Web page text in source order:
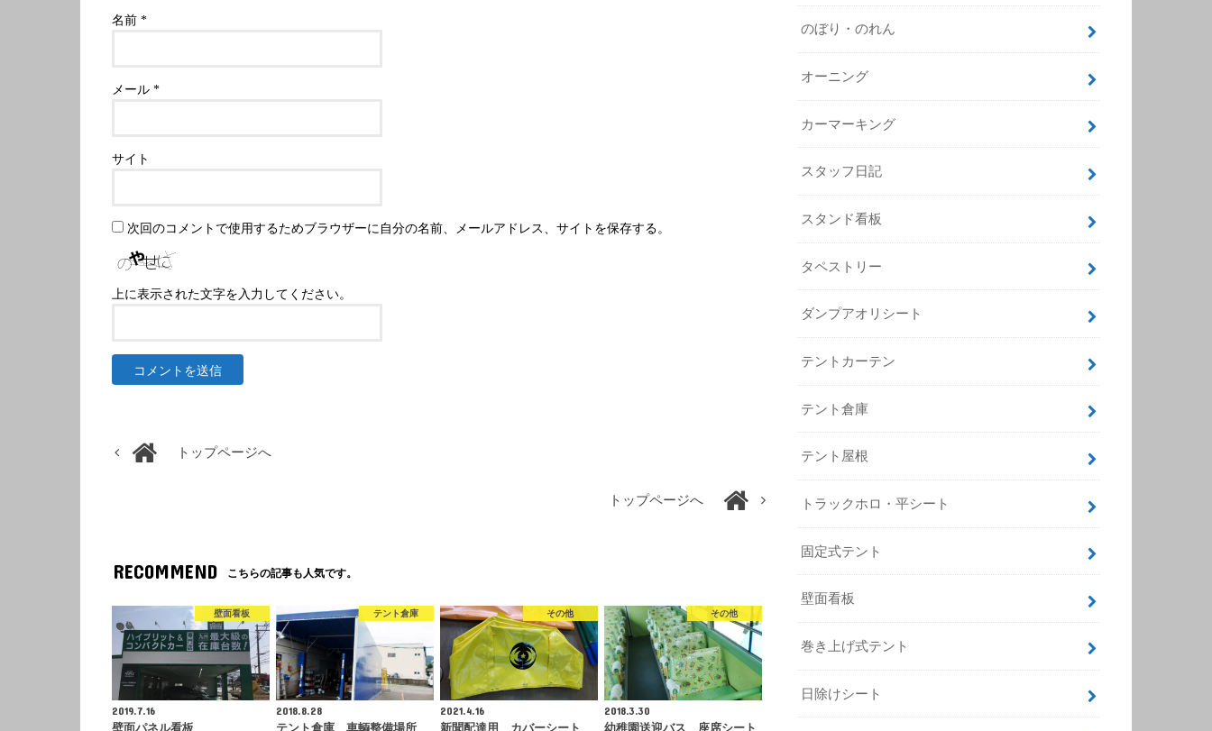
名前 *
メール *
サイト
次回のコメントで使用するためブラウザーに自分の名前、メールアドレス、サイトを保存する。
上に表示された文字を入力してください。
トップページへ
トップページへ
RECOMMEND こちらの記事も人気です。
壁面看板
2019.7.16
テント倉庫
2018.8.28
その他
2021.4.16
その他
2018.3.30
のぼり・のれん
オーニング
カーマーキング
スタッフ日記
スタンド看板
タペストリー
ダンプアオリシート
テントカーテン
テント倉庫
テント屋根
トラックホロ・平シート
固定式テント
壁面看板
巻き上げ式テント
日除けシート